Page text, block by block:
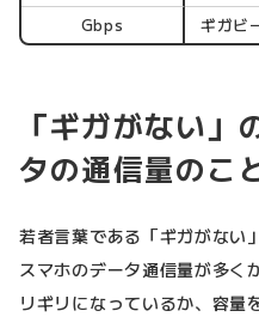
Gbps
ギガビ
「ギガがない」
タの通信量のこ
若者言葉である「ギガがない
スマホのデータ通信量が多く
リギリになっているか、容量